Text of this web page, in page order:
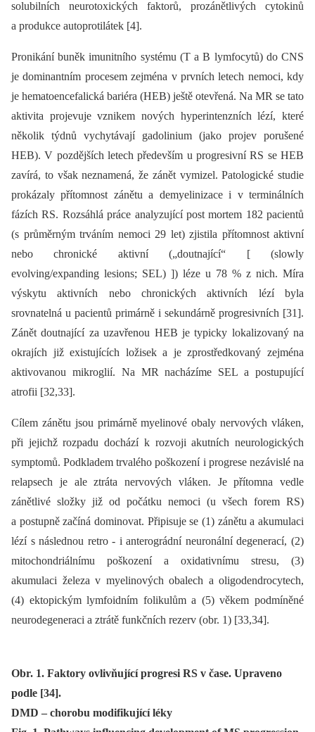
solubilních neurotoxických faktorů, prozánětlivých cytokinů
a produkce autoprotilátek [4].
Pronikání buněk imunitního systému (T a B lymfocytů) do CNS
je dominantním procesem zejména v prvních letech nemoci, kdy
je hematoencefalická bariéra (HEB) ještě otevřená. Na MR se tato
aktivita projevuje vznikem nových hyperintenzních lézí, které
několik týdnů vychytávají gadolinium (jako projev porušené
HEB). V pozdějších letech především u progresivní RS se HEB
zavírá, to však neznamená, že zánět vymizel. Patologické studie
prokázaly přítomnost zánětu a demyelinizace i v terminálních
fázích RS. Rozsáhlá práce analyzující post mortem 182 pacientů
(s průměrným trváním nemoci 29 let) zjistila přítomnost aktivní
nebo chronické aktivní („doutnající“ [ (slowly
evolving/expanding lesions; SEL) ]) léze u 78 % z nich. Míra
výskytu aktivních nebo chronických aktivních lézí byla
srovnatelná u pacientů primárně i sekundárně progresivních [31].
Zánět doutnající za uzavřenou HEB je typicky lokalizovaný na
okrajích již existujících ložisek a je zprostředkovaný zejména
aktivovanou mikroglií. Na MR nacházíme SEL a postupující
atrofii [32,33].
Cílem zánětu jsou primárně myelinové obaly nervových vláken,
při jejichž rozpadu dochází k rozvoji akutních neurologických
symptomů. Podkladem trvalého poškození i progrese nezávislé na
relapsech je ale ztráta nervových vláken. Je přítomna vedle
zánětlivé složky již od počátku nemoci (u všech forem RS)
a postupně začíná dominovat. Připisuje se (1) zánětu a akumulaci
lézí s následnou retro -⁠ i anterográdní neuronální degenerací, (2)
mitochondriálnímu poškození a oxidativnímu stresu, (3)
akumulaci železa v myelinových obalech a oligodendrocytech,
(4) ektopickým lymfoidním folikulům a (5) věkem podmíněné
neurodegeneraci a ztrátě funkčních rezerv (obr. 1) [33,34].
Obr. 1. Faktory ovlivňující progresi RS v čase. Upraveno
podle [34].
DMD – chorobu modifikující léky